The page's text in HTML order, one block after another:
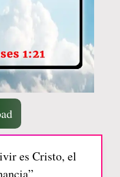
es Cristo, el